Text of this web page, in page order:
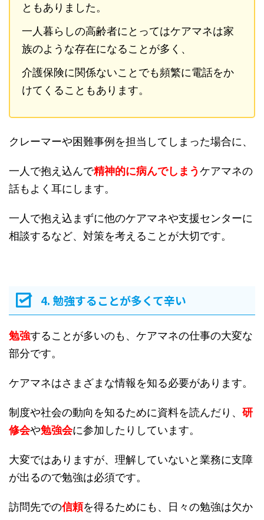
ともありました。
一人暮らしの高齢者にとってはケアマネは家
族のような存在になることが多く、
介護保険に関係ないことでも頻繁に電話をか
けてくることもあります。
クレーマーや困難事例を担当してしまった場合に、
一人で抱え込んで精神的に病んでしまうケアマネの
話もよく耳にします。
一人で抱え込まずに他のケアマネや支援センターに
相談するなど、対策を考えることが大切です。
4. 勉強することが多くて辛い
勉強することが多いのも、ケアマネの仕事の大変な
部分です。
ケアマネはさまざまな情報を知る必要があります。
制度や社会の動向を知るために資料を読んだり、 研
修会や勉強会に参加したりしています。
大変ではありますが、理解していないと業務に支障
が出るので勉強は必須です。
訪問先での信頼を得るためにも、日々の勉強は欠か